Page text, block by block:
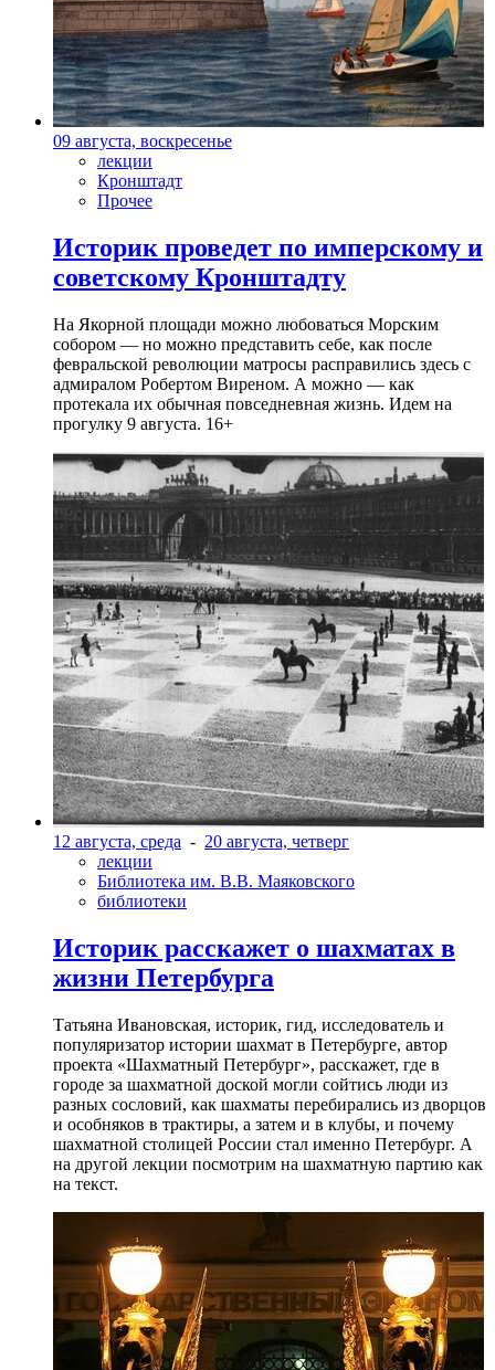
09 августа, воскресенье
лекции
Кронштадт
Прочее
Историк проведет по имперскому и
советскому Кронштадту
На Якорной площади можно любоваться Морским
собором — но можно представить себе, как после
февральской революции матросы расправились здесь с
адмиралом Робертом Виреном. А можно — как
протекала их обычная повседневная жизнь. Идем на
прогулку 9 августа. 16+
12 августа, среда - 20 августа, четверг
лекции
Библиотека им. В.В. Маяковского
библиотеки
Историк расскажет о шахматах в
жизни Петербурга
Татьяна Ивановская, историк, гид, исследователь и
популяризатор истории шахмат в Петербурге, автор
проекта «Шахматный Петербург», расскажет, где в
городе за шахматной доской могли сойтись люди из
разных сословий, как шахматы перебирались из дворцов
и особняков в трактиры, а затем и в клубы, и почему
шахматной столицей России стал именно Петербург. А
на другой лекции посмотрим на шахматную партию как
на текст.